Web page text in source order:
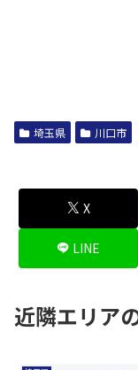
埼玉県 川口市
X
LINE
近隣エリア